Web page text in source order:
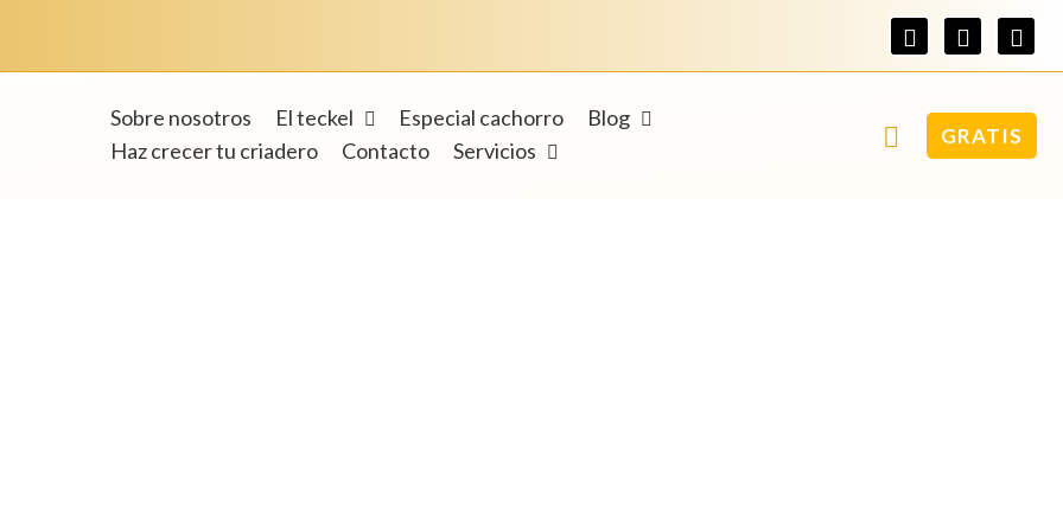
Sobre nosotros El teckel Especial cachorro
Blog
Haz crecer tu criadero
Contacto Servicios
GRATIS